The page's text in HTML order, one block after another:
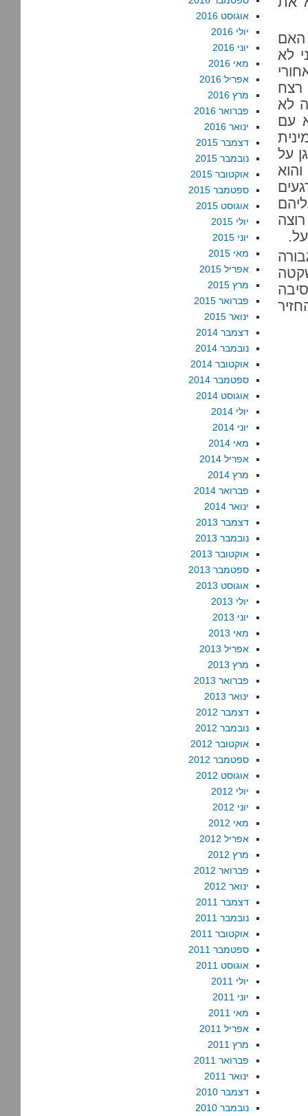
האם
לא
רצח
לא
עם
על
עליהם
שקטה
אוגוסט 2016
יולי 2016
יוני 2016
מאי 2016
אפריל 2016
מרץ 2016
פברואר 2016
ינואר 2016
דצמבר 2015
נובמבר 2015
אוקטובר 2015
ספטמבר 2015
אוגוסט 2015
יולי 2015
יוני 2015
מאי 2015
אפריל 2015
מרץ 2015
פברואר 2015
ינואר 2015
דצמבר 2014
נובמבר 2014
אוקטובר 2014
ספטמבר 2014
אוגוסט 2014
יולי 2014
יוני 2014
מאי 2014
אפריל 2014
מרץ 2014
פברואר 2014
ינואר 2014
דצמבר 2013
נובמבר 2013
אוקטובר 2013
ספטמבר 2013
אוגוסט 2013
יולי 2013
יוני 2013
מאי 2013
אפריל 2013
מרץ 2013
פברואר 2013
ינואר 2013
דצמבר 2012
נובמבר 2012
אוקטובר 2012
ספטמבר 2012
אוגוסט 2012
יולי 2012
יוני 2012
מאי 2012
אפריל 2012
מרץ 2012
פברואר 2012
ינואר 2012
דצמבר 2011
נובמבר 2011
אוקטובר 2011
ספטמבר 2011
אוגוסט 2011
יולי 2011
יוני 2011
מאי 2011
אפריל 2011
מרץ 2011
פברואר 2011
ינואר 2011
דצמבר 2010
נובמבר 2010